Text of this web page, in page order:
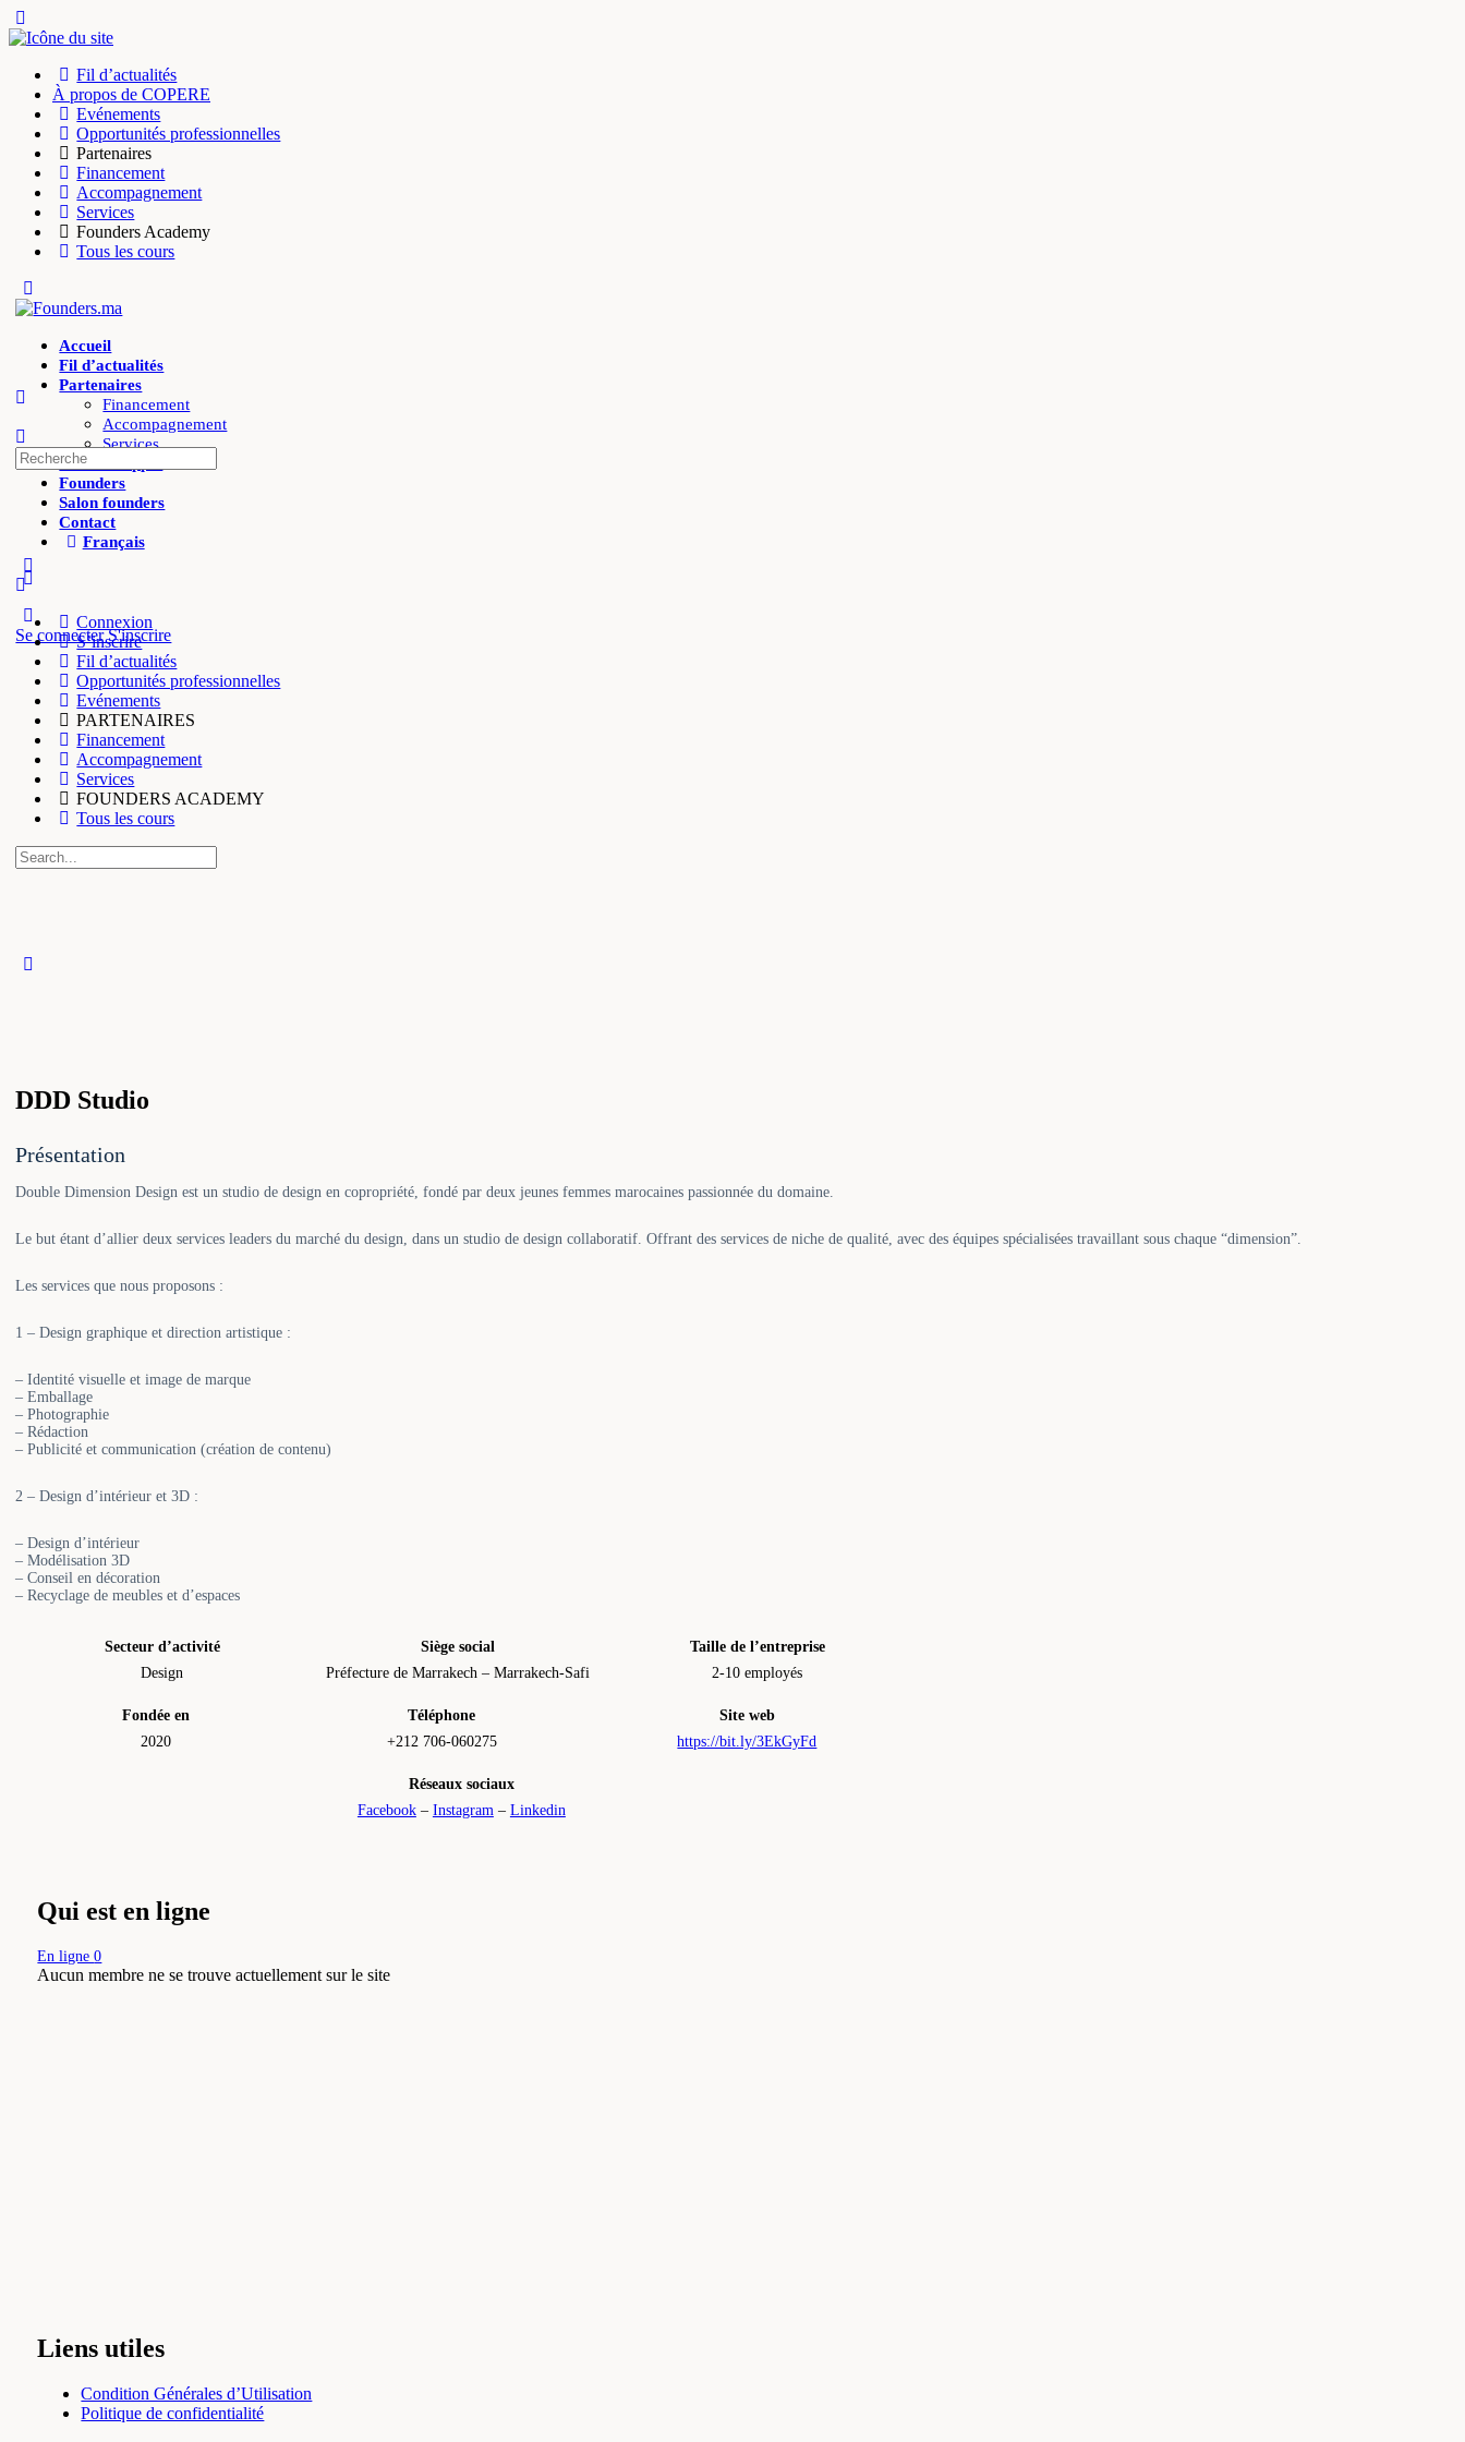
Side
Fil d’actualités
À propos de COPERE
Evénements
Opportunités professionnelles
Partenaires
Financement
Accompagnement
Services
Founders Academy
Tous les cours
Side
Accueil
Fil d’actualités
Partenaires
Financement
Accompagnement
Services
Offres d’appui
Founders
Salon founders
Contact
Français
Se connecterS'inscrire
Recherche
pour:
Connexion
S’inscrire
Fil d’actualités
Opportunités professionnelles
Evénements
PARTENAIRES
Financement
Accompagnement
Services
FOUNDERS ACADEMY
Tous les cours
Recherche
pour:
DDD Studio
Présentation
Double Dimension Design est un studio de design en copropriété, fondé par deux jeunes femmes marocaines passionnée du domaine.
Le but étant d’allier deux services leaders du marché du design, dans un studio de design collaboratif. Offrant des services de niche de qualité, avec des équipes spécialisées travaillant sous chaque “dimension”.
Les services que nous proposons :
1 – Design graphique et direction artistique :
– Identité visuelle et image de marque
– Emballage
– Photographie
– Rédaction
– Publicité et communication (création de contenu)
2 – Design d’intérieur et 3D :
– Design d’intérieur
– Modélisation 3D
– Conseil en décoration
– Recyclage de meubles et d’espaces
Secteur d’activité Siège social
Taille de l’entreprise
Design
Préfecture de Marrakech – Marrakech-Safi 2-10 employés
Fondée en Téléphone
Site web
2020
+212 706-060275 https://bit.ly/3EkGyFd
Réseaux sociaux
Facebook– Instagram – Linkedin
Qui est en ligne
En ligne0
Aucun membre ne se trouve actuellement sur le site
Liens utiles
Condition Générales d’Utilisation
Politique de confidentialité